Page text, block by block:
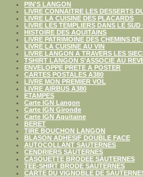
PIN'S LANGON
LIVRE CONNAITRE LES DESSERTS
LIVRE LA CUISINE DES PLACARDS
LIVRE LES TEMPLIERS DANS LE SUD
HISTOIRE DES AQUITAINS
LIVRE PATRIMOINE DES CHEMINS
LIVRE LA CUISINE AU VIN
LIVRE LANGON A TRAVERS LES
TSHIRT LANGON S'ASSOCIE AU
ENVELOPPE PRETE A POSTER
CARTES POSTALES A380
LIVRE MON PREMIER VOL
LIVRE AIRBUS A380
ETAMPES
Carte IGN Langon
Carte IGN Gironde
Carte IGN Aquitaine
BERET
TIRE BOUCHON LANGON
BLASON ADHESIF DOUBLE FACE
AUTOCOLLANT SAUTERNES
CENDRIERS SAUTERNES
CASQUETTE BRODEE SAUTERNES
TEE-SHIRT BRODE SAUTERNES
CARTE DU VIGNOBLE DE